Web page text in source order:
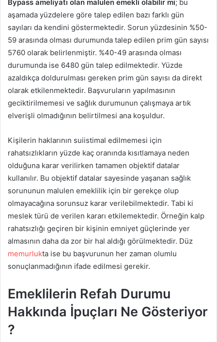
Bypass ameliyatı olan malulen emekli olabilir mi; bu
aşamada yüzdelere göre talep edilen bazı farklı gün
sayıları da kendini göstermektedir. Sorun yüzdesinin %50-
59 arasında olması durumunda talep edilen prim gün sayısı
5760 olarak belirlenmiştir. %40-49 arasında olması
durumunda ise 6480 gün talep edilmektedir. Yüzde
azaldıkça doldurulması gereken prim gün sayısı da direkt
olarak etkilenmektedir. Başvuruların yapılmasının
geciktirilmemesi ve sağlık durumunun çalışmaya artık
elverişli olmadığının belirtilmesi ana koşuldur.
Kişilerin haklarının suiistimal edilmemesi için
rahatsızlıkların yüzde kaç oranında kısıtlamaya neden
olduğuna karar verilirken tamamen objektif datalar
kullanılır. Bu objektif datalar sayesinde yaşanan sağlık
sorununun malulen emeklilik için bir gerekçe olup
olmayacağına sorunsuz karar verilebilmektedir. Tabi ki
meslek türü de verilen kararı etkilemektedir. Örneğin kalp
rahatsızlığı geçiren bir kişinin emniyet güçlerinde yer
almasının daha da zor bir hal aldığı görülmektedir. Düz
memurlukta ise bu başvurunun her zaman olumlu
sonuçlanmadığının ifade edilmesi gerekir.
Emeklilerin Refah Durumu
Hakkında İpuçları Ne Gösteriyor
?